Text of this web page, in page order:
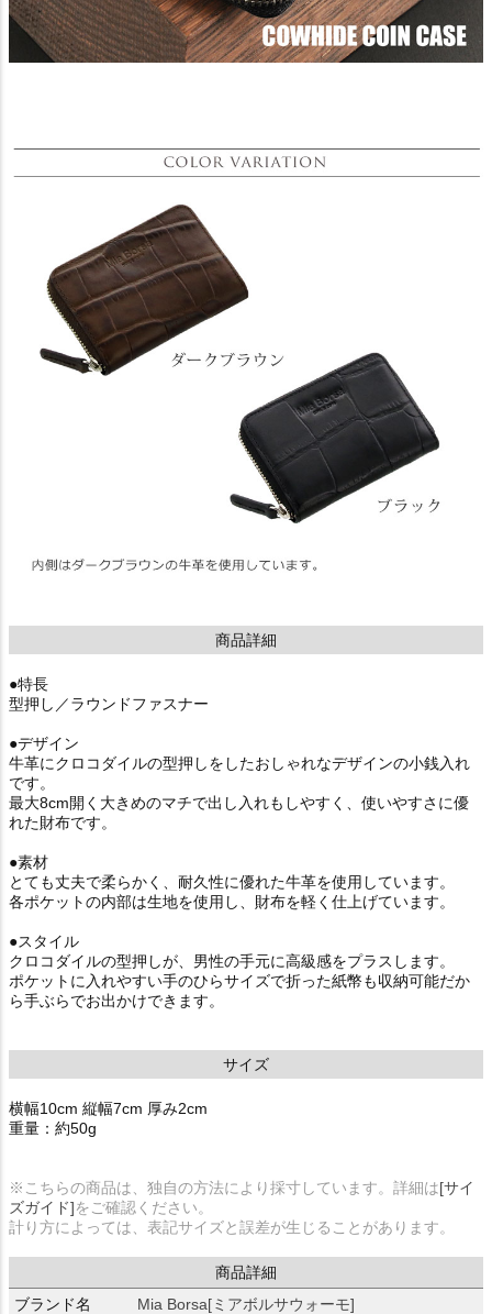
商品詳細
●特長
型押し／ラウンドファスナー
●デザイン
牛革にクロコダイルの型押しをしたおしゃれなデザインの小銭入れ
です。
最大8cm開く大きめのマチで出し入れもしやすく、使いやすさに優
れた財布です。
●素材
とても丈夫で柔らかく、耐久性に優れた牛革を使用しています。
各ポケットの内部は生地を使用し、財布を軽く仕上げています。
●スタイル
クロコダイルの型押しが、男性の手元に高級感をプラスします。
ポケットに入れやすい手のひらサイズで折った紙幣も収納可能だか
ら手ぶらでお出かけできます。
サイズ
横幅10cm 縦幅7cm 厚み2cm
重量：約50g
※こちらの商品は、独自の方法により採寸しています。詳細は[サイ
ズガイド]をご確認ください。
計り方によっては、表記サイズと誤差が生じることがあります。
商品詳細
ブランド名
Mia Borsa[ミアボルサウォーモ]